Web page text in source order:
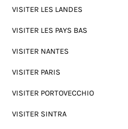
VISITER LES LANDES
VISITER LES PAYS BAS
VISITER NANTES
VISITER PARIS
VISITER PORTOVECCHIO
VISITER SINTRA